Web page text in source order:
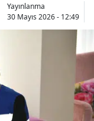
Yayınlanma
30 Mayıs 2026 - 12:49